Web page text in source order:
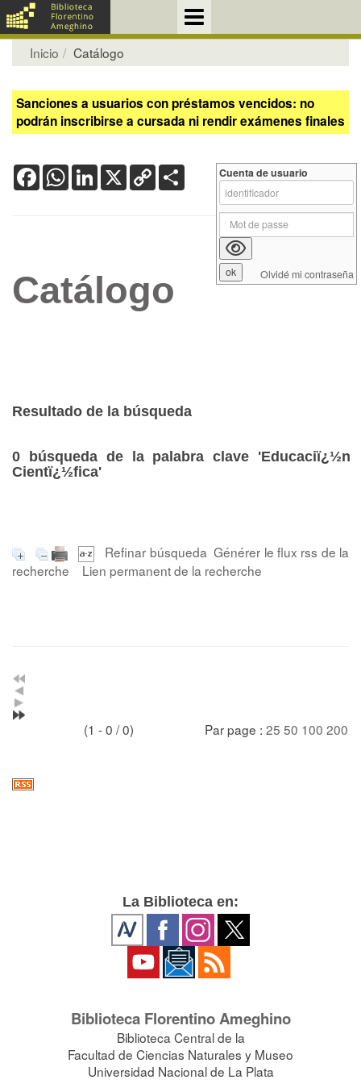
Inicio Catálogo
Sanciones a usuarios con préstamos vencidos: no
podrán inscribirse a cursada ni rendir exámenes finales
FacebookWhatsApp
LinkedIn
X Copy
Link
Catálogo
Resultado de la búsqueda
0 búsqueda de la palabra clave 'Educaciï¿½n
Cientï¿½fica'
Refinar búsqueda Générer le flux rss de la
recherche
Lien permanent de la recherche
(1 - 0 / 0) Par page : 25 50 100 200
Cuenta de usuario
Olvidé mi contraseña
La Biblioteca en:
Biblioteca Florentino Ameghino
Biblioteca Central de la
Facultad de Ciencias Naturales y Museo
Universidad Nacional de La Plata